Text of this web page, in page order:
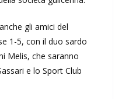
gli amici del
1-5, con il duo sardo
Melis, che saranno
e lo Sport Club